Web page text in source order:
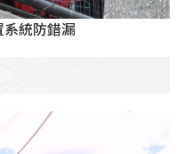
統防錯漏